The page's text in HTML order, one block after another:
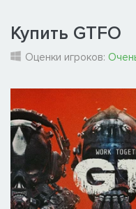
Купить GTFO
Оценки игроков: